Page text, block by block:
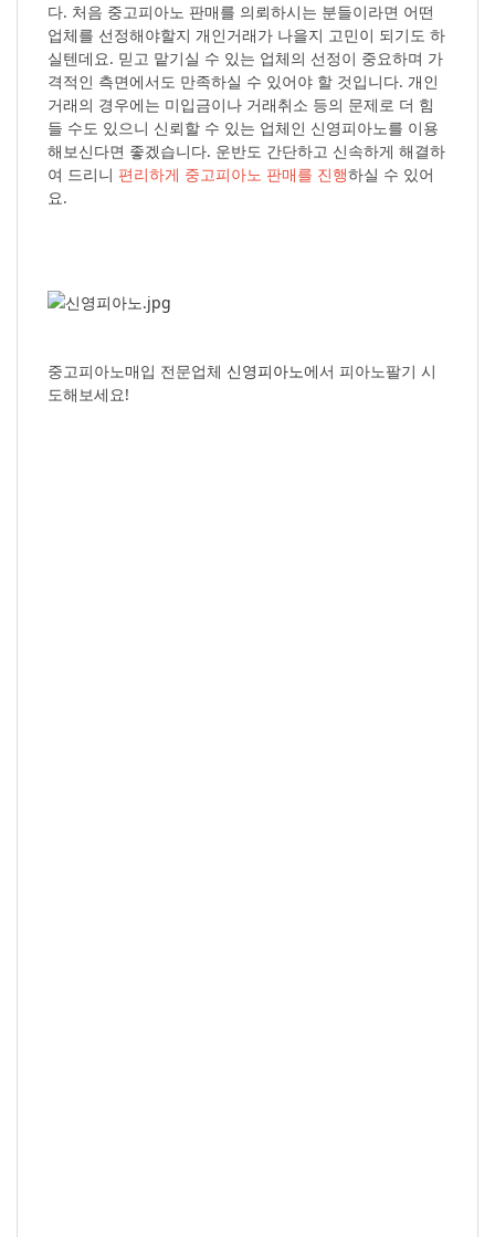
다. 처음 중고피아노 판매를 의뢰하시는 분들이라면 어떤
업체를 선정해야할지 개인거래가 나을지 고민이 되기도 하
실텐데요. 믿고 맡기실 수 있는 업체의 선정이 중요하며 가
격적인 측면에서도 만족하실 수 있어야 할 것입니다. 개인
거래의 경우에는 미입금이나 거래취소 등의 문제로 더 힘
들 수도 있으니 신뢰할 수 있는 업체인 신영피아노를 이용
해보신다면 좋겠습니다. 운반도 간단하고 신속하게 해결하
여 드리니 편리하게 중고피아노 판매를 진행하실 수 있어
요.
중고피아노매입 전문업체 신영피아노에서 피아노팔기 시
도해보세요!